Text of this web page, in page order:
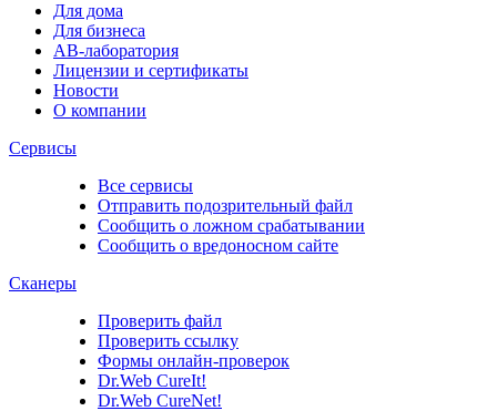
Для дома
Для бизнеса
АВ-лаборатория
Лицензии и сертификаты
Новости
О компании
Сервисы
Все сервисы
Отправить подозрительный файл
Сообщить о ложном срабатывании
Сообщить о вредоносном сайте
Сканеры
Проверить файл
Проверить ссылку
Формы онлайн-проверок
Dr.Web CureIt!
Dr.Web CureNet!